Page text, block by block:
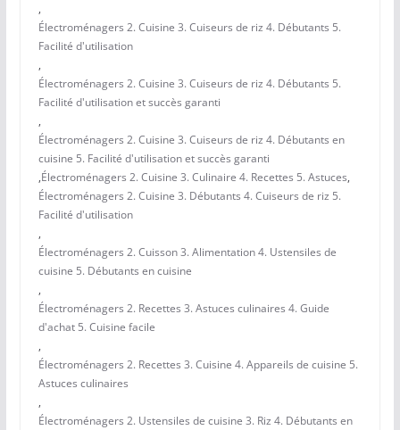
,
Électroménagers 2. Cuisine 3. Cuiseurs de riz 4. Débutants 5.
Facilité d'utilisation
,
Électroménagers 2. Cuisine 3. Cuiseurs de riz 4. Débutants 5.
Facilité d'utilisation et succès garanti
,
Électroménagers 2. Cuisine 3. Cuiseurs de riz 4. Débutants en
cuisine 5. Facilité d'utilisation et succès garanti
,Électroménagers 2. Cuisine 3. Culinaire 4. Recettes 5. Astuces,
Électroménagers 2. Cuisine 3. Débutants 4. Cuiseurs de riz 5.
Facilité d'utilisation
,
Électroménagers 2. Cuisson 3. Alimentation 4. Ustensiles de
cuisine 5. Débutants en cuisine
,
Électroménagers 2. Recettes 3. Astuces culinaires 4. Guide
d'achat 5. Cuisine facile
,
Électroménagers 2. Recettes 3. Cuisine 4. Appareils de cuisine 5.
Astuces culinaires
,
Électroménagers 2. Ustensiles de cuisine 3. Riz 4. Débutants en